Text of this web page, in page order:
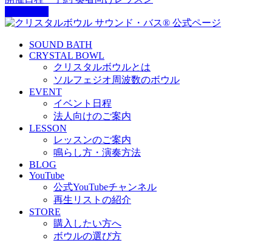
SOUND BATH
CRYSTAL BOWL
クリスタルボウルとは
ソルフェジオ周波数のボウル
EVENT
イベント日程
法人向けのご案内
LESSON
レッスンのご案内
鳴らし方・演奏方法
BLOG
YouTube
公式YouTubeチャンネル
再生リストの紹介
STORE
購入したい方へ
ボウルの選び方